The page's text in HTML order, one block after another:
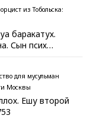
из Тобольска:
баракатух.
Сын псих…
для мусульман
Москвы
Ешу второй